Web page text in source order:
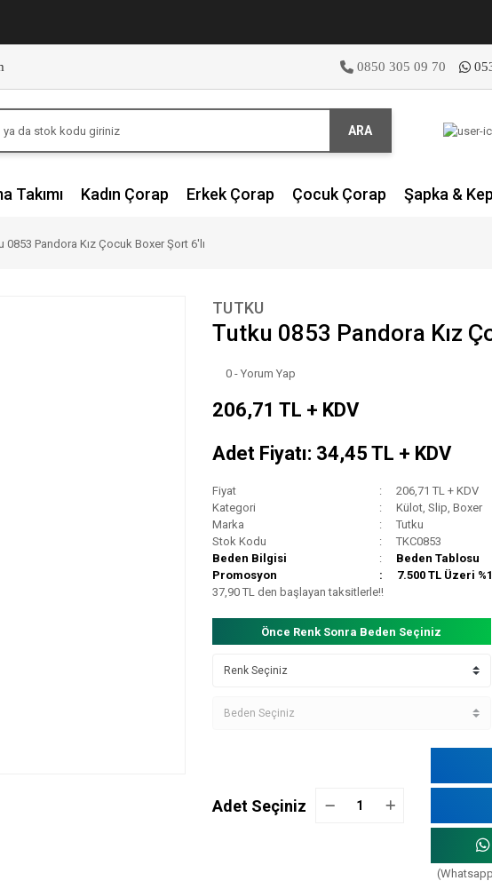
0850 305 09 70
ARA
Takımı Kadın Çorap Erkek Çorap Çocuk Çorap Şapka & Kep
0853 Pandora Kız Çocuk Boxer Şort 6'lı
TUTKU
Tutku 0853 Pandora Kız
0 - Yorum Yap
206,71 TL + KDV
Adet Fiyatı: 34,45 TL + KDV
Fiyat
206,71 TL + KDV
Kategori
Külot, Slip, Boxer
Marka
Tutku
Stok Kodu
TKC0853
Beden Bilgisi
Beden Tablosu
Promosyon
7.500 TL Üzeri
37,90 TL den başlayan taksitlerle!!
Önce Renk Sonra Beden Seçiniz
Adet Seçiniz